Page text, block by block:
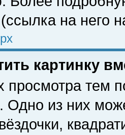
на него
картинку
просмотра тем
Одно из них